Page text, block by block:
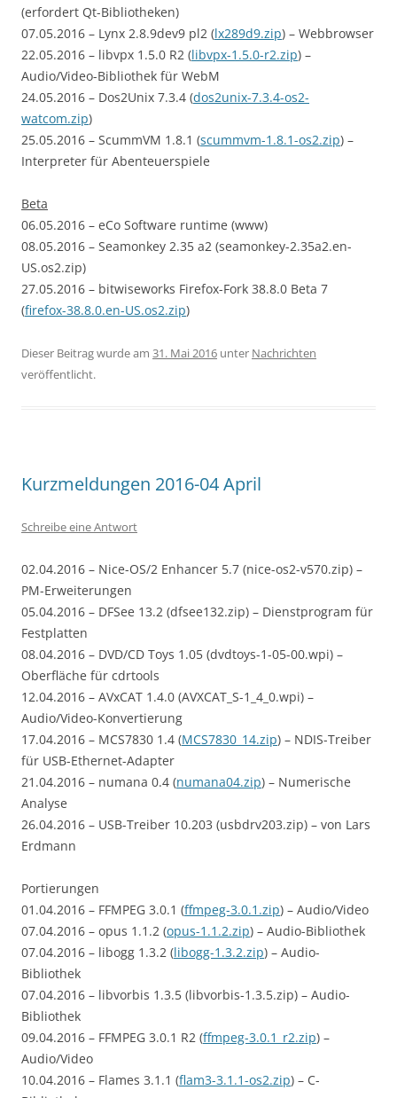
(erfordert Qt-Bibliotheken)
07.05.2016 – Lynx 2.8.9dev9 pl2 (lx289d9.zip) – Webbrowser
22.05.2016 – libvpx 1.5.0 R2 (libvpx-1.5.0-r2.zip) –
Audio/Video-Bibliothek für WebM
24.05.2016 – Dos2Unix 7.3.4 (dos2unix-7.3.4-os2-
watcom.zip)
25.05.2016 – ScummVM 1.8.1 (scummvm-1.8.1-os2.zip) –
Interpreter für Abenteuerspiele
Beta
06.05.2016 – eCo Software runtime (www)
08.05.2016 – Seamonkey 2.35 a2 (seamonkey-2.35a2.en-
US.os2.zip)
27.05.2016 – bitwiseworks Firefox-Fork 38.8.0 Beta 7
(firefox-38.8.0.en-US.os2.zip)
Dieser Beitrag wurde am 31. Mai 2016 unter Nachrichten
veröffentlicht.
Kurzmeldungen 2016-04 April
Schreibe eine Antwort
02.04.2016 – Nice-OS/2 Enhancer 5.7 (nice-os2-v570.zip) –
PM-Erweiterungen
05.04.2016 – DFSee 13.2 (dfsee132.zip) – Dienstprogram für
Festplatten
08.04.2016 – DVD/CD Toys 1.05 (dvdtoys-1-05-00.wpi) –
Oberfläche für cdrtools
12.04.2016 – AVxCAT 1.4.0 (AVXCAT_S-1_4_0.wpi) –
Audio/Video-Konvertierung
17.04.2016 – MCS7830 1.4 (MCS7830_14.zip) – NDIS-Treiber
für USB-Ethernet-Adapter
21.04.2016 – numana 0.4 (numana04.zip) – Numerische
Analyse
26.04.2016 – USB-Treiber 10.203 (usbdrv203.zip) – von Lars
Erdmann
Portierungen
01.04.2016 – FFMPEG 3.0.1 (ffmpeg-3.0.1.zip) – Audio/Video
07.04.2016 – opus 1.1.2 (opus-1.1.2.zip) – Audio-Bibliothek
07.04.2016 – libogg 1.3.2 (libogg-1.3.2.zip) – Audio-
Bibliothek
07.04.2016 – libvorbis 1.3.5 (libvorbis-1.3.5.zip) – Audio-
Bibliothek
09.04.2016 – FFMPEG 3.0.1 R2 (ffmpeg-3.0.1_r2.zip) –
Audio/Video
10.04.2016 – Flames 3.1.1 (flam3-3.1.1-os2.zip) – C-